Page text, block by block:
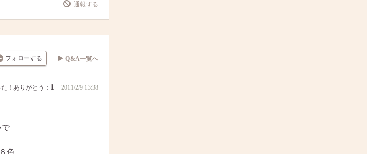
通報する
フォローする Q&A一覧へ
！ありがとう： 1 2011/2/9 13:38
で
色